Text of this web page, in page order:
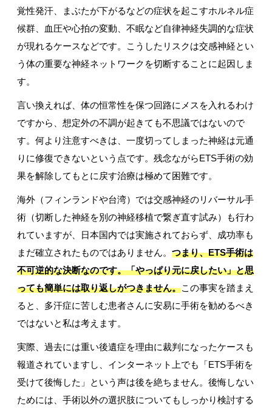
覚性発汗、まぶたが下がるなどの症状を起こすホルネル症
候群、血圧や心拍の変動、不眠など自律神経失調的な症状
が現れるケースなどです。こうしたリスクは交感神経とい
う体の重要な神経ネットワークを切断することに起因しま
す。
言い換えれば、体の恒常性を保つ回路にメスを入れるわけ
ですから、想定外の不調が起きても不思議ではないので
す。何より注意すべきは、一度切ってしまった神経は元通
りに修復できないという点です。残念ながらETS手術の効
果を解除してもとに戻す治療は極めて困難です。
海外（フィンランドや台湾）では交感神経のリバーサル手
術（切断した神経を別の神経移植で繋ぎ直す試み）も行わ
れていますが、日本国内では実施されておらず、成功率も
まだ確立されたものではありません。 つまり、ETS手術は
不可逆的な決断なのです。「やっぱり元に戻したい」と思
っても簡単には取り返しがつきません。この事実を踏まえ
ると、多汗症に苦しむ患者さんに安易に手術を勧めるべき
ではないと私は考えます。
実際、過去には重い後遺症を理由に裁判になったケースも
報道されていますし、インターネット上でも「ETS手術を
受けて後悔した」という声は後を絶ちません。後悔しない
ためには、手術以外の選択肢についてもしっかり検討する